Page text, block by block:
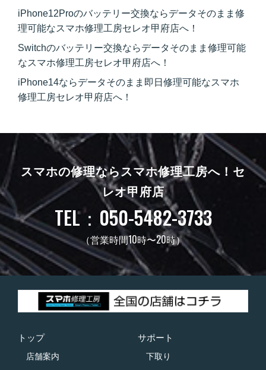
iPhone12Proのバッテリー交換ならデータそのまま修
理可能なスマホ修理工房セレオ甲府店へ！
Switchのバッテリー交換ならデータそのまま修理可能
なスマホ修理工房セレオ甲府店へ！
iPhone14ならデータそのまま即日修理可能なスマホ
修理工房セレオ甲府店へ！
スマホの修理ならスマホ修理工房へ！ セ
レオ甲府店
TEL：050-5482-3733
（営業時間10時〜20時）
トップ
店舗案内
サポート
下取り